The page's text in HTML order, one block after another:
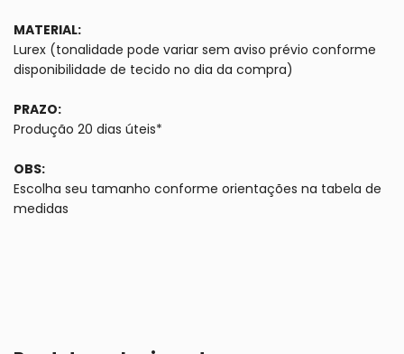
MATERIAL:
Lurex (tonalidade pode variar sem aviso prévio conforme
disponibilidade de tecido no dia da compra)
PRAZO:
Produção 20 dias úteis*
OBS:
Escolha seu tamanho conforme orientações na tabela de
medidas